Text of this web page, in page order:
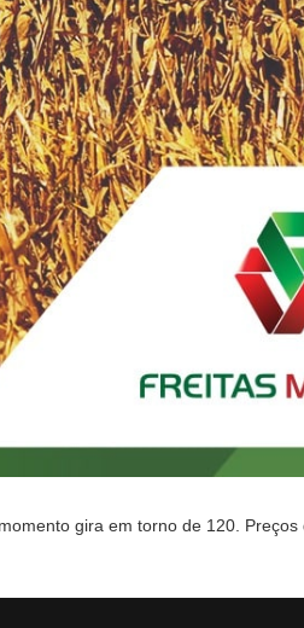
gira em torno de 120.